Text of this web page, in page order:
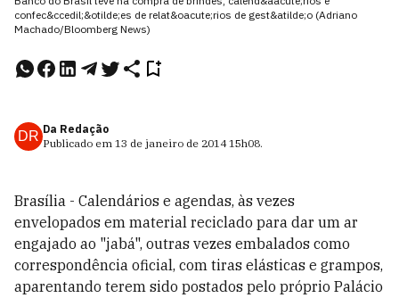
confec&ccedil;&otilde;es de relat&oacute;rios de gest&atilde;o (Adriano
Machado/Bloomberg News)
DR Da Redação
Publicado em 13 de janeiro de 2014 15h08.
Brasília - Calendários e agendas, às vezes
envelopados em material reciclado para dar um ar
engajado ao "jabá", outras vezes embalados como
correspondência oficial, com tiras elásticas e grampos,
aparentando terem sido postados pelo próprio Palácio